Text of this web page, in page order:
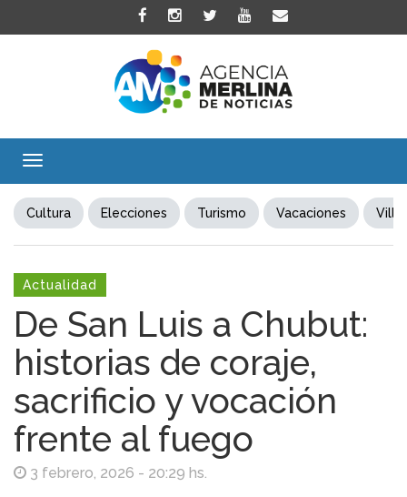
Toggle
Cultura Elecciones Turismo Vacaciones Villa
Actualidad
De San Luis a Chubut:
historias de coraje,
sacrificio y vocación
frente al fuego
3 febrero, 2026 - 20:29 hs.